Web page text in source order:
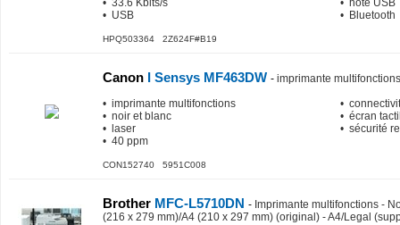
• 33.6 Kbits/s
• USB
• hôte USB
• Bluetooth
HPQ503364 2Z624F#B19
Canon I Sensys MF463DW - imprimante multifonctions
• imprimante multifonctions
• noir et blanc
• laser
• 40 ppm
•
• écran
• sécurité
CON152740 5951C008
Brother MFC-L5710DN - Imprimante multifonctions -
(216 x 279 mm)/A4 (210 x 297 mm) (original) - A4/Legal